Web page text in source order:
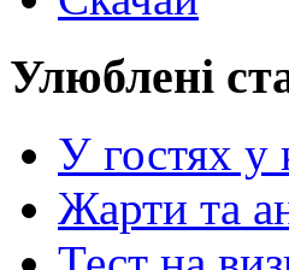
Улюблені
У гостях у
Жарти та